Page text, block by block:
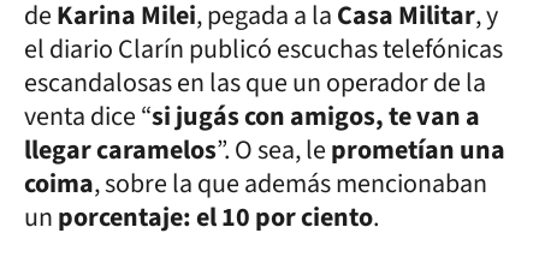
deKarina Milei, pegada a laCasa Militar, y
el diario Clarín publicó escuchas telefónicas
escandalosas en las que un operador de la
venta dice “si jugás con amigos, te van a
llegar caramelos”. O sea, leprometían una
coima, sobre la que además mencionaban
unporcentaje: el 10 por ciento.